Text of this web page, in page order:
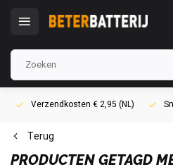
Verzendkosten € 2,95 (NL)
Terug
PRODUCTEN GETAGD